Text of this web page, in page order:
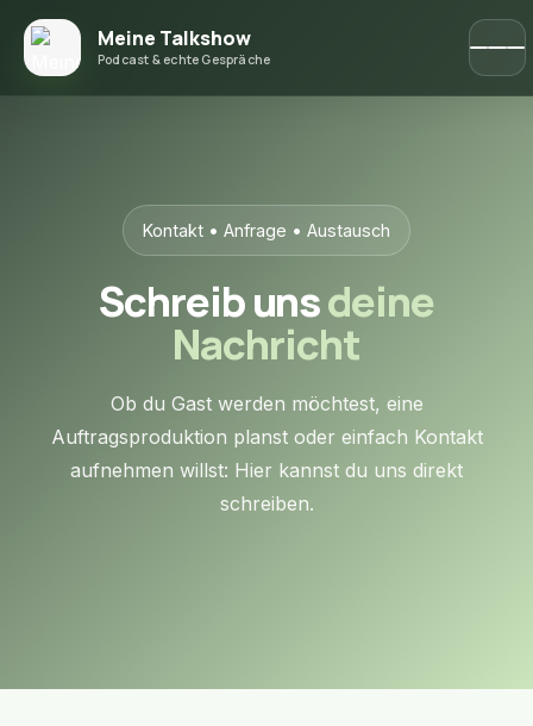
Meine Talkshow
Podcast & echte Gespräche
Kontakt • Anfrage • Austausch
Schreib unsdeine
Nachricht
Ob du Gast werden möchtest, eine
Auftragsproduktion planst oder einfach Kontakt
aufnehmen willst: Hier kannst du uns direkt
schreiben.